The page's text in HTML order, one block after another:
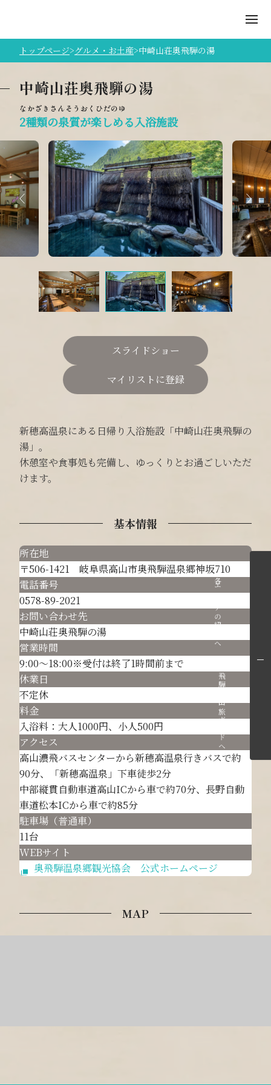
トップページ グルメ・お土産 中崎山荘奥飛騨の湯
中崎山荘奥飛騨の湯
2種類の泉質が楽しめる入浴施設
新穂高温泉にある日帰り入浴施設「中崎山荘奥飛騨の
湯」。
休憩室や食事処も完備し、ゆっくりとお過ごしいただ
けます。
スライドショー
マイリストに登録
基本情報
所在地
〒506-1421 岐阜県高山市奥飛騨温泉郷神坂710
電話番号
0578-89-2021
お問い合わせ先
中崎山荘奥飛騨の湯
営業時間
9:00～18:00※受付は終了1時間前まで
休業日
不定休
料金
入浴料：大人1000円、小人500円
アクセス
高山濃飛バスセンターから新穂高温泉行きバスで約
90分、「新穂高温泉」下車徒歩2分
中部縦貫自動車道高山ICから車で約70分、長野自動
車道松本ICから車で約85分
駐車場（普通車）
11台
WEBサイト
奥飛騨温泉郷観光協会 公式ホームページ
MAP
各エリアの紹介へ
飛騨高山旅ガイドへ